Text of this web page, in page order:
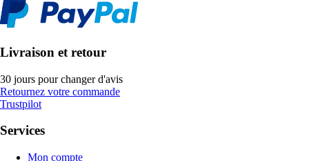
Livraison et retour
30 jours pour changer d'avis
Retournez votre commande
Trustpilot
Services
Mon compte